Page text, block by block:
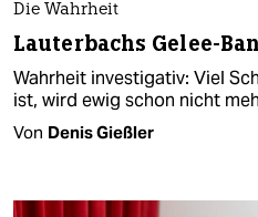
Die Wahrheit
Lauterbachs Gelee-
Wahrheit investigativ: Viel
ist, wird ewig schon nicht
Von Denis Gießler